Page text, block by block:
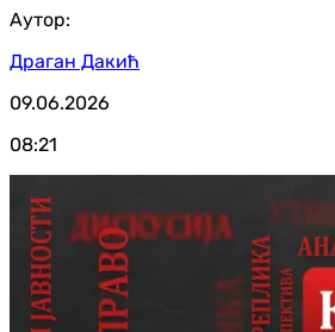
Аутор:
Драган Дакић
09.06.2026
08:21